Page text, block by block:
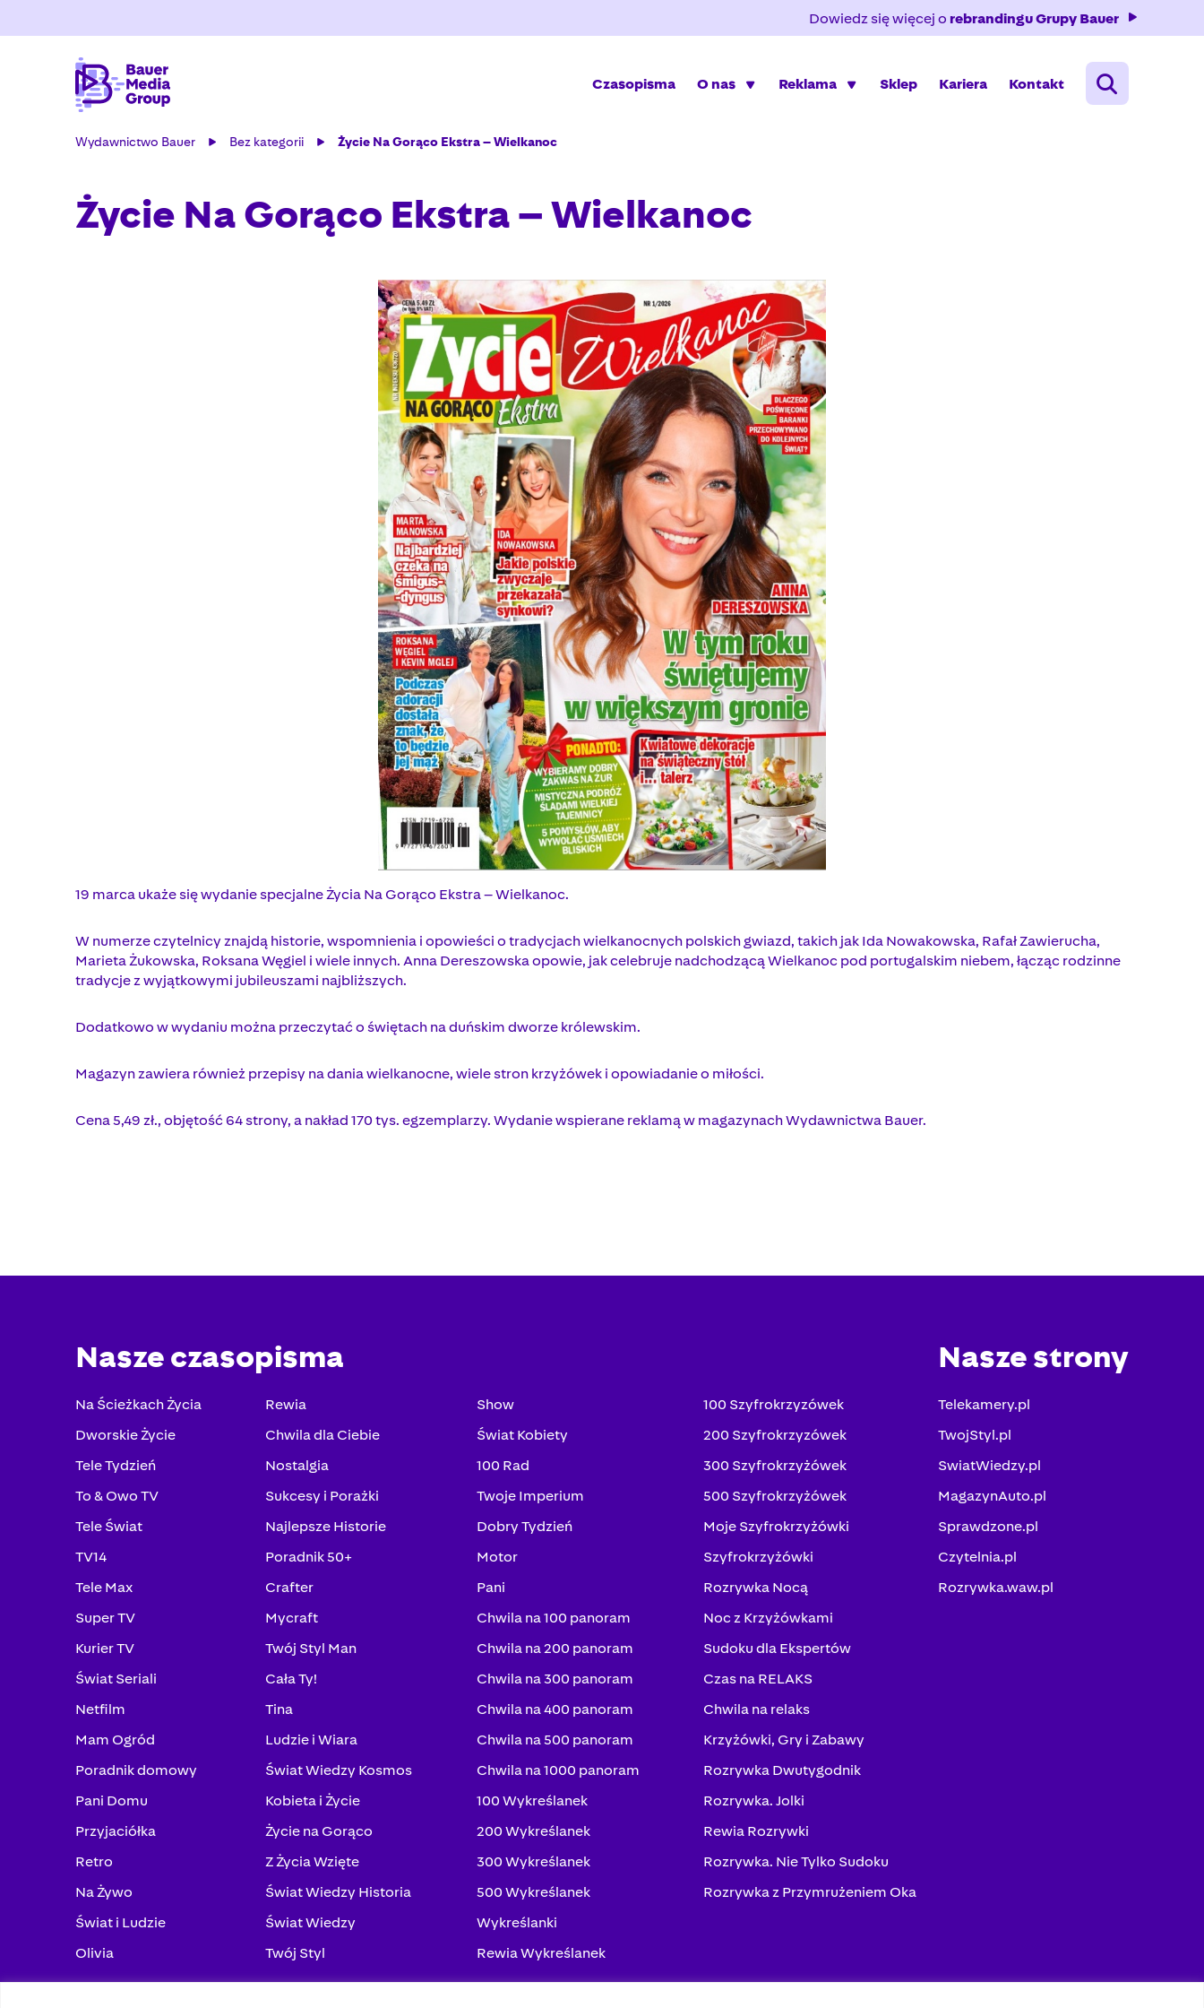
Dowiedz się więcej o rebrandingu Grupy Bauer
Czasopisma O nas Reklama Sklep Kariera Kontakt
Wydawnictwo Bauer Bez kategorii Życie Na Gorąco Ekstra – Wielkanoc
Życie Na Gorąco Ekstra – Wielkanoc
19 marca ukaże się wydanie specjalne Życia Na Gorąco Ekstra – Wielkanoc.
W numerze czytelnicy znajdą historie, wspomnienia i opowieści o tradycjach wielkanocnych polskich gwiazd, takich jak Ida Nowakowska, Rafał Zawierucha,
Marieta Żukowska, Roksana Węgiel i wiele innych. Anna Dereszowska opowie, jak celebruje nadchodzącą Wielkanoc pod portugalskim niebem, łącząc rodzinne
tradycje z wyjątkowymi jubileuszami najbliższych.
Dodatkowo w wydaniu można przeczytać o świętach na duńskim dworze królewskim.
Magazyn zawiera również przepisy na dania wielkanocne, wiele stron krzyżówek i opowiadanie o miłości.
Cena 5,49 zł., objętość 64 strony, a nakład 170 tys. egzemplarzy. Wydanie wspierane reklamą w magazynach Wydawnictwa Bauer.
Nasze czasopisma
Na Ścieżkach Życia
Dworskie Życie
Tele Tydzień
To & Owo TV
Tele Świat
TV14
Tele Max
Super TV
Kurier TV
Świat Seriali
Netfilm
Mam Ogród
Poradnik domowy
Pani Domu
Przyjaciółka
Retro
Na Żywo
Świat i Ludzie
Olivia
Rewia
Chwila dla Ciebie
Nostalgia
Sukcesy i Porażki
Najlepsze Historie
Poradnik 50+
Crafter
Mycraft
Twój Styl Man
Cała Ty!
Tina
Ludzie i Wiara
Świat Wiedzy Kosmos
Kobieta i Życie
Życie na Gorąco
Z Życia Wzięte
Świat Wiedzy Historia
Świat Wiedzy
Twój Styl
Show
Świat Kobiety
100 Rad
Twoje Imperium
Dobry Tydzień
Motor
Pani
Chwila na 100 panoram
Chwila na 200 panoram
Chwila na 300 panoram
Chwila na 400 panoram
Chwila na 500 panoram
Chwila na 1000 panoram
100 Wykreślanek
200 Wykreślanek
300 Wykreślanek
500 Wykreślanek
Wykreślanki
Rewia Wykreślanek
100 Szyfrokrzyzówek
200 Szyfrokrzyzówek
300 Szyfrokrzyżówek
500 Szyfrokrzyżówek
Moje Szyfrokrzyżówki
Szyfrokrzyżówki
Rozrywka Nocą
Noc z Krzyżówkami
Sudoku dla Ekspertów
Czas na RELAKS
Chwila na relaks
Krzyżówki, Gry i Zabawy
Rozrywka Dwutygodnik
Rozrywka. Jolki
Rewia Rozrywki
Rozrywka. Nie Tylko Sudoku
Rozrywka z Przymrużeniem Oka
Nasze strony
Telekamery.pl
TwojStyl.pl
SwiatWiedzy.pl
MagazynAuto.pl
Sprawdzone.pl
Czytelnia.pl
Rozrywka.waw.pl